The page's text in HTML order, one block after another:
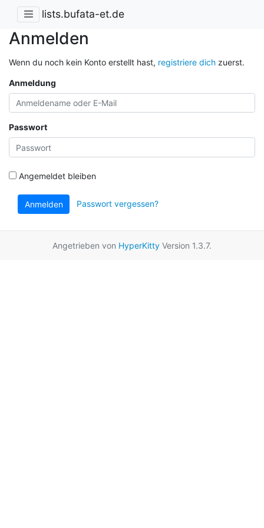
lists.bufata-et.de
Anmelden
Wenn du noch kein Konto erstellt hast, registriere dich zuerst.
Anmeldung
Passwort
Angemeldet bleiben
Anmelden Passwort vergessen?
Angetrieben von HyperKitty Version 1.3.7.